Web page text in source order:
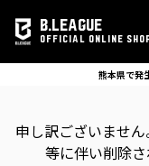
B.LEAGUE
OFFICIAL ONLINE
熊本県で発
申し訳ございません
等に伴い削除さ